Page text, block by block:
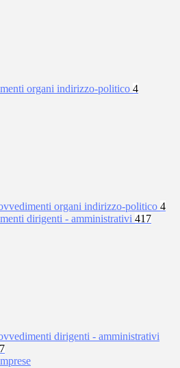
organi indirizzo-politico 4
organi indirizzo-politico 4
dirigenti - amministrativi 417
dirigenti - amministrativi